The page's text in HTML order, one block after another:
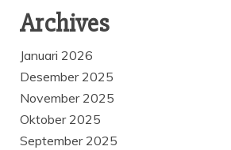
Archives
Januari 2026
Desember 2025
November 2025
Oktober 2025
September 2025